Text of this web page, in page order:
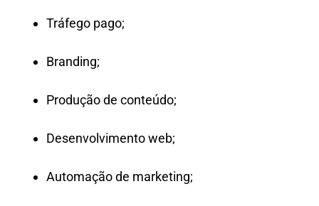
Tráfego pago;
Branding;
Produção de conteúdo;
Desenvolvimento web;
Automação de marketing;